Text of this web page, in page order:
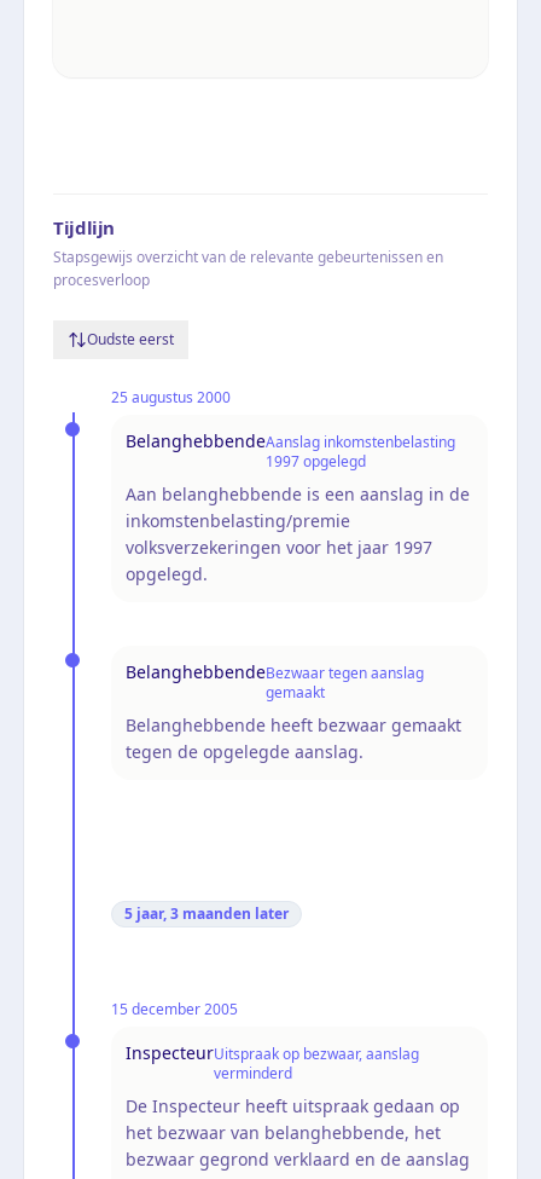
Tijdlijn
Stapsgewijs overzicht van de relevante gebeurtenissen en
procesverloop
Oudste eerst
25 augustus 2000
BelanghebbendeAanslag inkomstenbelasting
1997 opgelegd
Aan belanghebbende is een aanslag in de
inkomstenbelasting/premie
volksverzekeringen voor het jaar 1997
opgelegd.
BelanghebbendeBezwaar tegen aanslag
gemaakt
Belanghebbende heeft bezwaar gemaakt
tegen de opgelegde aanslag.
5 jaar, 3 maanden later
15 december 2005
InspecteurUitspraak op bezwaar, aanslag
verminderd
De Inspecteur heeft uitspraak gedaan op
het bezwaar van belanghebbende, het
bezwaar gegrond verklaard en de aanslag